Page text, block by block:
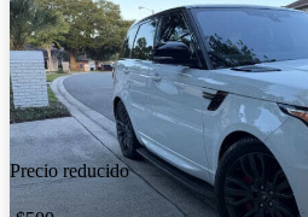
Precio reducido